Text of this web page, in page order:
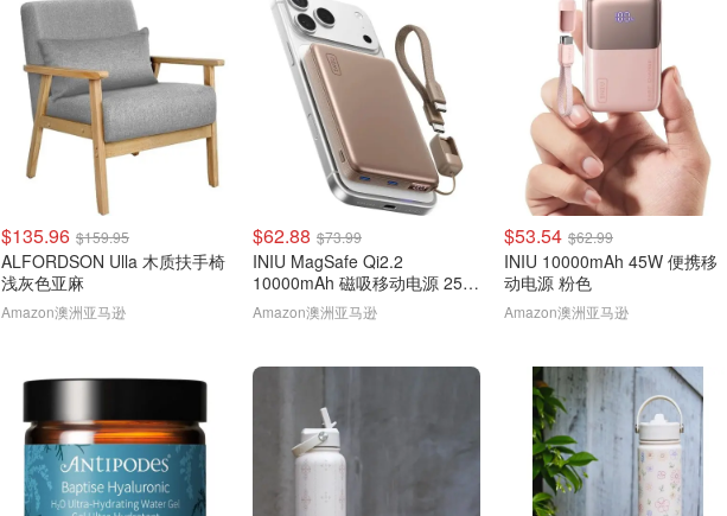
$135.96 $159.95
ALFORDSON Ulla 木质扶手椅
浅灰色亚麻
Amazon澳洲亚马逊
$62.88 $73.99
INIU MagSafe Qi2.2
10000mAh 磁吸移动电源 25W
棕色
Amazon澳洲亚马逊
$53.54 $62.99
INIU 10000mAh 45W 便携移
动电源 粉色
Amazon澳洲亚马逊